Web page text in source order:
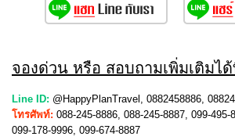
จองด่วน หรือ สอบถามเพิ่มเติมไ
Line ID: @HappyPlanTravel, 0882458886,
โทรศัพท์: 088-245-8886, 088-245-8887, 099-495-
099-178-9996, 099-674-8887